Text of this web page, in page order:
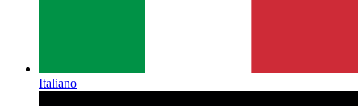
Italiano